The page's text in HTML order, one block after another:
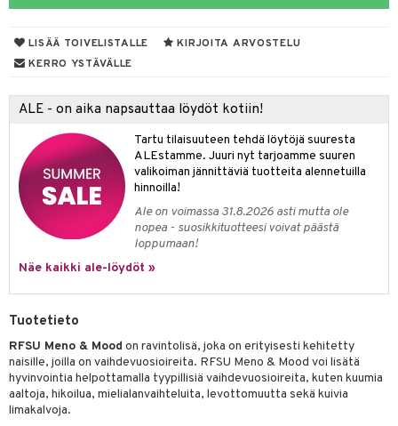
LISÄÄ TOIVELISTALLE
KIRJOITA ARVOSTELU
KERRO YSTÄVÄLLE
ALE - on aika napsauttaa löydöt kotiin!
Tartu tilaisuuteen tehdä löytöjä suuresta
ALEstamme. Juuri nyt tarjoamme suuren
valikoiman jännittäviä tuotteita alennetuilla
hinnoilla!
Ale on voimassa 31.8.2026 asti mutta ole
nopea - suosikkituotteesi voivat päästä
loppumaan!
Näe kaikki ale-löydöt »
Tuotetieto
RFSU Meno & Mood on ravintolisä, joka on erityisesti kehitetty
naisille, joilla on vaihdevuosioireita. RFSU Meno & Mood voi lisätä
hyvinvointia helpottamalla tyypillisiä vaihdevuosioireita, kuten kuumia
aaltoja, hikoilua, mielialanvaihteluita, levottomuutta sekä kuivia
limakalvoja.
kuorinta
lihakset
intoleranssi
rasvahapot
vahvistavat
säätelevät
helpottava
K
energiaa